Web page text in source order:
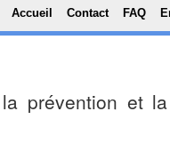
Top Menu
Accueil Contact FAQ
prévention et